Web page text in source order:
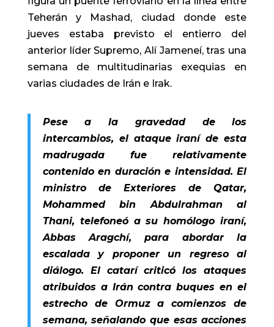
Teherán y Mashad, ciudad donde este
jueves estaba previsto el entierro del
anterior líder Supremo, Alí Jameneí, tras una
semana de multitudinarias exequias en
varias ciudades de Irán e Irak.
Pese a la gravedad de los
intercambios, el ataque iraní de esta
madrugada fue relativamente
contenido en duración e intensidad. El
ministro de Exteriores de Qatar,
Mohammed bin Abdulrahman al
Thani, telefoneó a su homólogo iraní,
Abbas Aragchí, para abordar la
escalada y proponer un regreso al
diálogo. El catarí criticó los ataques
atribuidos a Irán contra buques en el
estrecho de Ormuz a comienzos de
semana, señalando que esas acciones